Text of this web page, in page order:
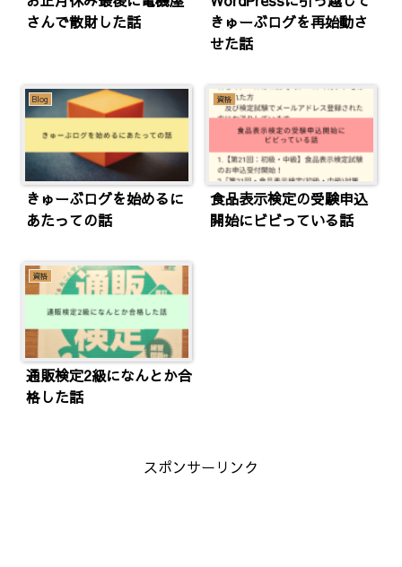
さんで散財した話
きゅーぶログを再始動さ
せた話
Blog
きゅーぶログを始めるに
あたっての話
資格
食品表示検定の受験申込
開始にビビっている話
資格
通販検定2級になんとか合
格した話
スポンサーリンク